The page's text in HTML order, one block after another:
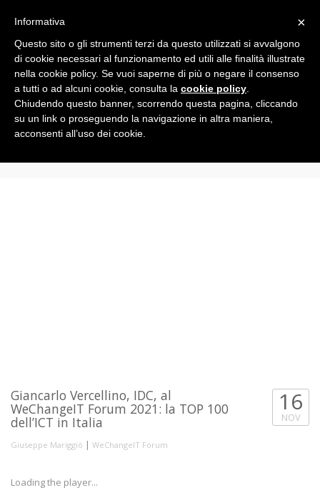
All
IDC
Giancarlo Vercellino, IDC, al
WeChangeIT Forum 2021: la TOP 100
dell’ICT in Italia
Giuseppe Mariggiò | WeChangeIT Forum
16
NOV
Loading the player...
×
Informativa
Questo sito o gli strumenti terzi da questo utilizzati si avvalgono
di cookie necessari al funzionamento ed utili alle finalità illustrate
nella cookie policy. Se vuoi saperne di più o negare il consenso
a tutti o ad alcuni cookie, consulta la cookie policy
Chiudendo questo banner, scorrendo questa pagina, cliccando
su un link o proseguendo la navigazione in altra maniera,
acconsenti all’uso dei cookie.